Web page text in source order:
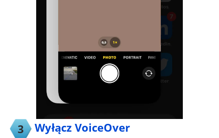
3 Wyłącz VoiceOver